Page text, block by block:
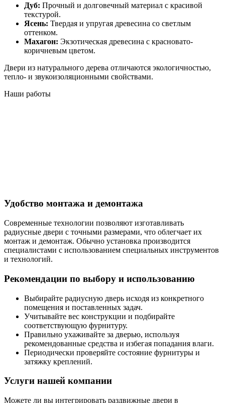
Дуб: Прочный и долговечный материал с красивой
текстурой.
Ясень: Твердая и упругая древесина со светлым
оттенком.
Махагон: Экзотическая древесина с красновато-
коричневым цветом.
Двери из натурального дерева отличаются экологичностью,
тепло- и звукоизоляционными свойствами.
Наши работы
Удобство монтажа и демонтажа
Современные технологии позволяют изготавливать
радиусные двери с точными размерами, что облегчает их
монтаж и демонтаж. Обычно установка производится
специалистами с использованием специальных инструментов
и технологий.
Рекомендации по выбору и использованию
Выбирайте радиусную дверь исходя из конкретного
помещения и поставленных задач.
Учитывайте вес конструкции и подбирайте
соответствующую фурнитуру.
Правильно ухаживайте за дверью, используя
рекомендованные средства и избегая попадания влаги.
Периодически проверяйте состояние фурнитуры и
затяжку креплений.
Услуги нашей компании
Можете ли вы интегрировать раздвижные двери в